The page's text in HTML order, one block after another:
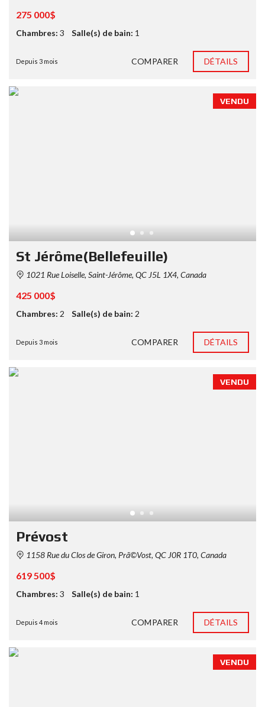
275 000$
Chambres: 3 Salle(s) de bain: 1
Depuis 3 mois COMPARER DÉTAILS
VENDU
St Jérôme(Bellefeuille)
1021 Rue Loiselle, Saint-Jérôme, QC J5L 1X4, Canada
425 000$
Chambres: 2 Salle(s) de bain: 2
Depuis 3 mois COMPARER DÉTAILS
VENDU
Prévost
1158 Rue du Clos de Giron, Prã©Vost, QC J0R 1T0, Canada
619 500$
Chambres: 3 Salle(s) de bain: 1
Depuis 4 mois COMPARER DÉTAILS
VENDU